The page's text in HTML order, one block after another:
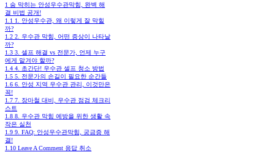
1 숨 막히는 안성우수관막힘, 완벽 해
결 비법 공개!
1.1 1. 안성우수관, 왜 이렇게 잘 막힐
까?
1.2 2. 우수관 막힘, 어떤 증상이 나타날
까?
1.3 3. 셀프 해결 vs 전문가, 언제 누구
에게 맡겨야 할까?
1.4 4. 초간단! 우수관 셀프 청소 방법
1.5 5. 전문가의 손길이 필요한 순간들
1.6 6. 안성 지역 우수관 관리, 이것만은
꼭!
1.7 7. 장마철 대비, 우수관 점검 체크리
스트
1.8 8. 우수관 막힘 예방을 위한 생활 속
작은 실천
1.9 9. FAQ: 안성우수관막힘, 궁금증 해
결!
1.10 Leave A Comment 응답 취소